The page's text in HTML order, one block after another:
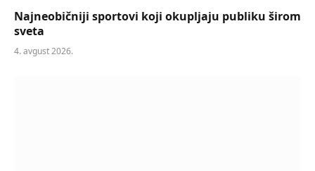
Najneobičniji sportovi koji okupljaju publiku širom
sveta
4. avgust 2026.